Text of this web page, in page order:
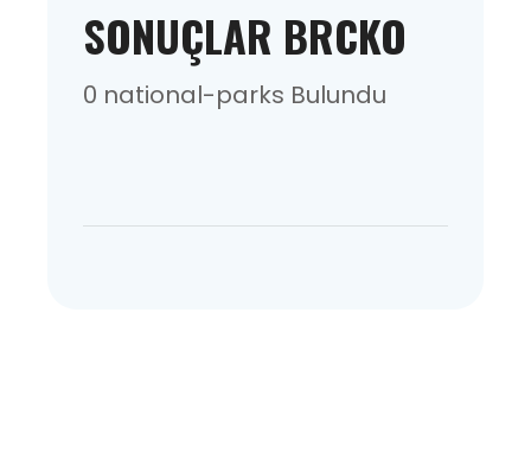
SONUÇLAR BRCKO
0 national-parks Bulundu